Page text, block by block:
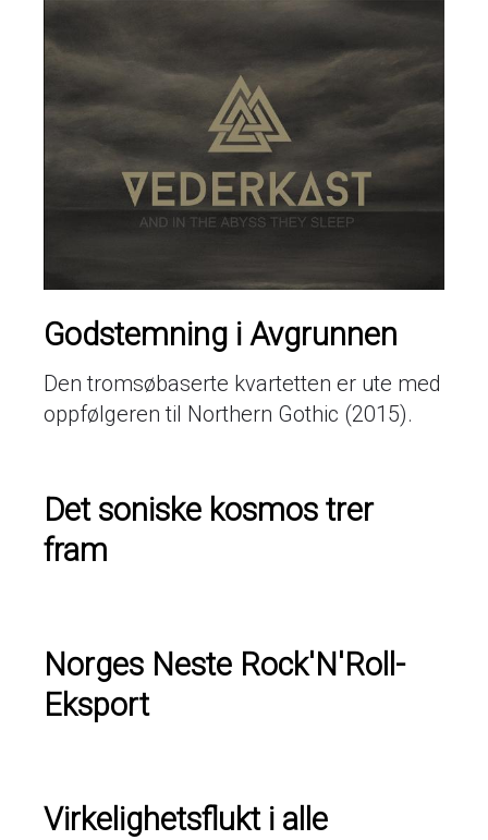
Godstemning i Avgrunnen
Den tromsøbaserte kvartetten er ute med
oppfølgeren til Northern Gothic (2015).
Det soniske kosmos trer
fram
Norges Neste Rock'N'Roll-
Eksport
Virkelighetsflukt i alle